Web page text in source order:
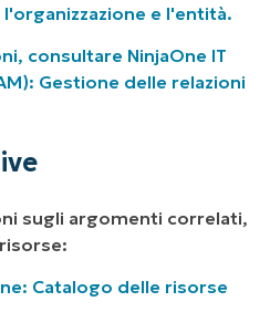
e l'entità.
consultare NinjaOne IT
Gestione delle relazioni
sugli argomenti correlati,
Catalogo delle risorse